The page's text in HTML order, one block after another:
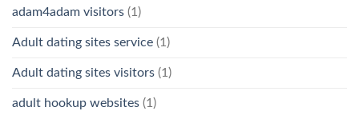
adam4adam visitors (1)
Adult dating sites service (1)
Adult dating sites visitors (1)
adult hookup websites (1)